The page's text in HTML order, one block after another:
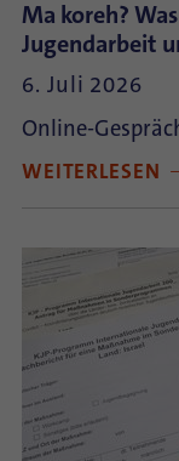
Ma koreh?
Jugendarbeit
6. Juli 2026
Online-
WEITERLESEN